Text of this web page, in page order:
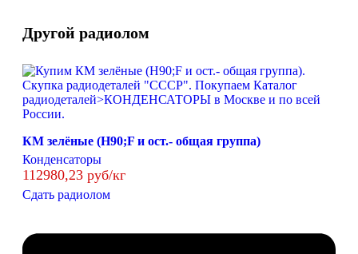
Другой радиолом
КМ зелёные (H90;F и ост.- общая группа)
Конденсаторы
112980,23 руб/кг
Сдать радиолом